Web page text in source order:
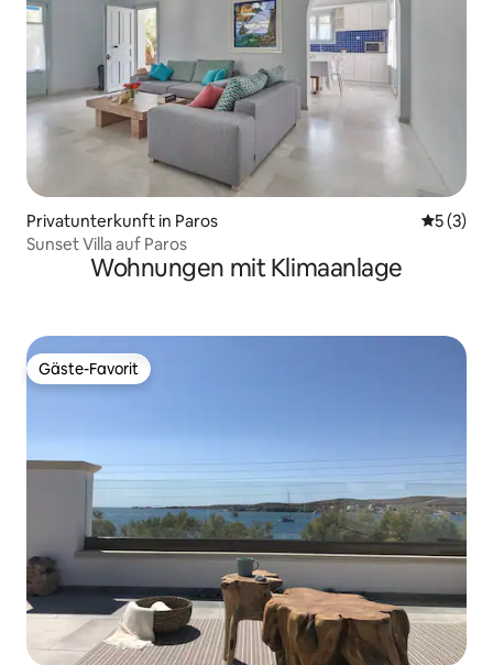
Privatunterkunft in Paros
5 (3)
Sunset Villa auf Paros
Wohnungen mit Klimaanlage
Gäste-Favorit
Gäste-Favorit